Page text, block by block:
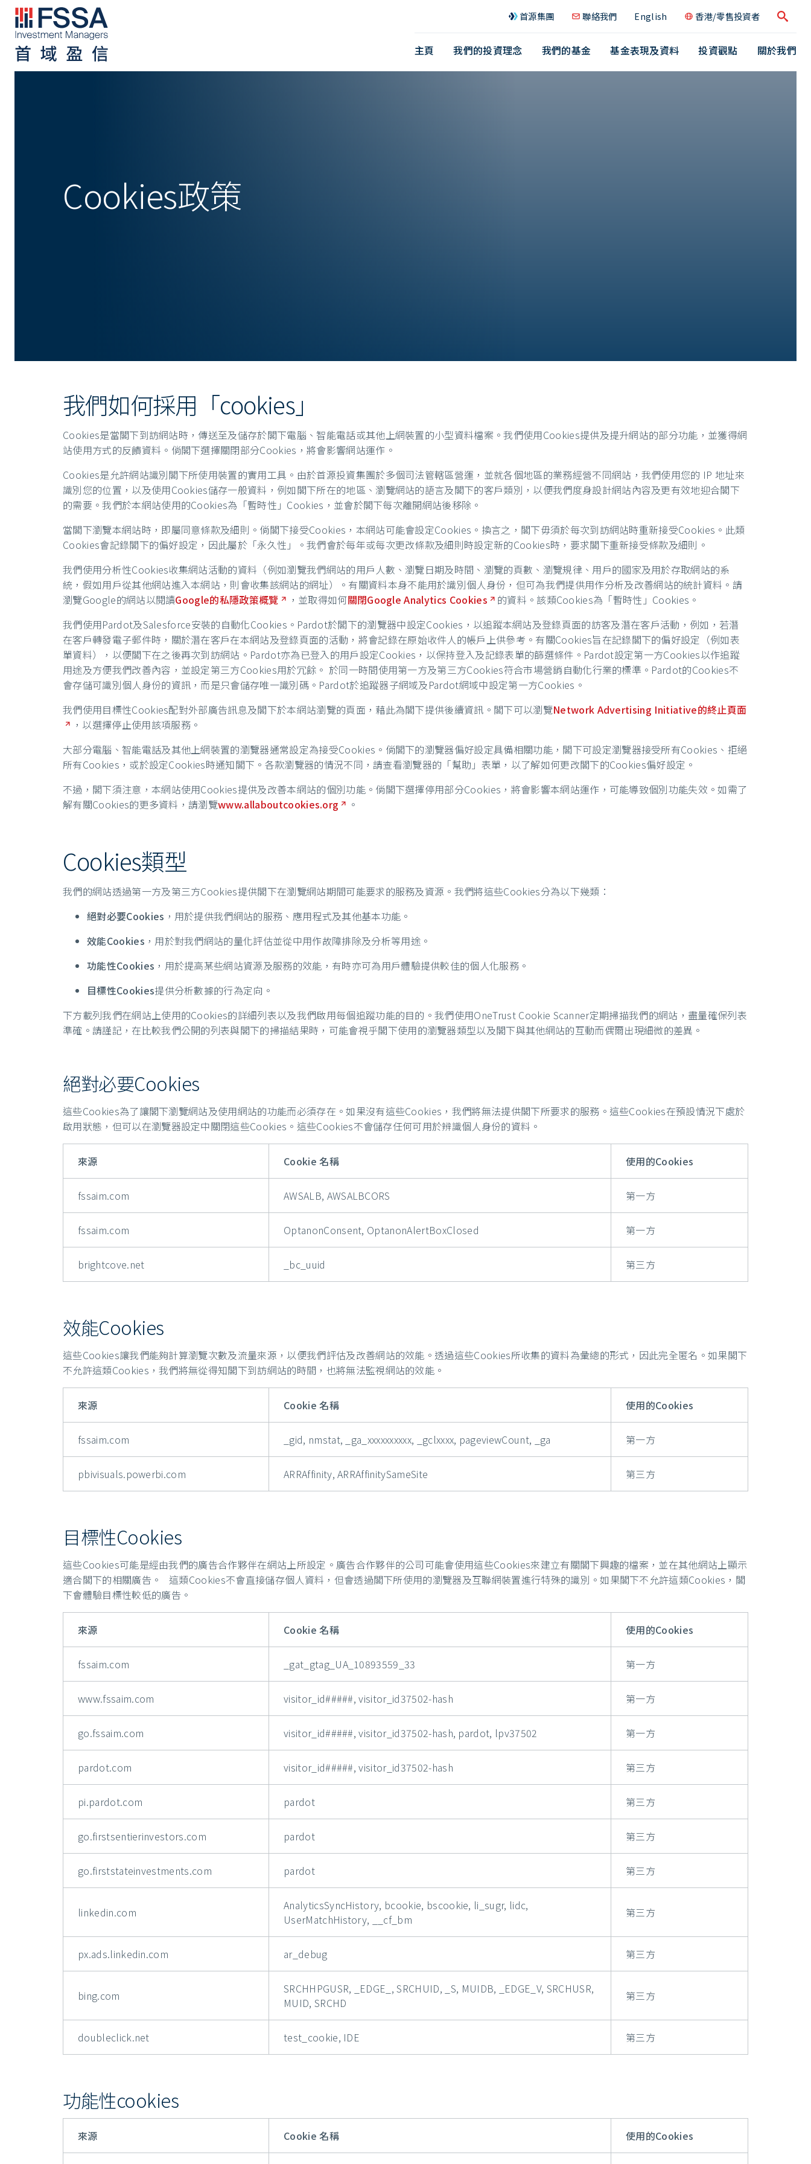
首域盈信
主頁 我們的投資理念 我們的基金 基金表現及資料 投資觀點 關於我們
首源集團 聯絡我們 English 香港/零售投資者
搜尋
Cookies政策
我們如何採用「cookies」
Cookies是當閣下到訪網站時，傳送至及儲存於閣下電腦、智能電話或其他上網裝置的小型資料檔案。我們使用Cookies提供及提升網站的部分功能，並獲得網
站使用方式的反饋資料。倘閣下選擇關閉部分Cookies，將會影響網站運作。
Cookies是允許網站識別閣下所使用裝置的實用工具。由於首源投資集團於多個司法管轄區營運，並就各個地區的業務經營不同網站，我們使用您的 IP 地址來
識別您的位置，以及使用Cookies儲存一般資料，例如閣下所在的地區、瀏覽網站的語言及閣下的客戶類別，以便我們度身設計網站內容及更有效地迎合閣下
的需要。我們於本網站使用的Cookies為「暫時性」Cookies，並會於閣下每次離開網站後移除。
當閣下瀏覽本網站時，即屬同意條款及細則。倘閣下接受Cookies，本網站可能會設定Cookies。換言之，閣下毋須於每次到訪網站時重新接受Cookies。此類
Cookies會記錄閣下的偏好設定，因此屬於「永久性」。我們會於每年或每次更改條款及細則時設定新的Cookies時，要求閣下重新接受條款及細則。
我們使用分析性Cookies收集網站活動的資料（例如瀏覽我們網站的用戶人數、瀏覽日期及時間、瀏覽的頁數、瀏覽規律、用戶的國家及用於存取網站的系
統，假如用戶從其他網站進入本網站，則會收集該網站的網址）。有關資料本身不能用於識別個人身份，但可為我們提供用作分析及改善網站的統計資料。請
瀏覽Google的網站以閱讀Google的私隱政策概覽 ，並取得如何關閉Google Analytics Cookies
的資料。該類Cookies為「暫時性」Cookies。
我們使用Pardot及Salesforce安裝的自動化Cookies。Pardot於閣下的瀏覽器中設定Cookies，以追蹤本網站及登錄頁面的訪客及潛在客戶活動，例如，若潛
在客戶轉發電子郵件時，關於潛在客戶在本網站及登錄頁面的活動，將會記錄在原始收件人的帳戶上供參考。有關Cookies旨在記錄閣下的偏好設定（例如表
單資料），以便閣下在之後再次到訪網站。Pardot亦為已登入的用戶設定Cookies，以保持登入及記錄表單的篩選條件。Pardot設定第一方Cookies以作追蹤
用途及方便我們改善內容，並設定第三方Cookies用於冗餘。 於同一時間使用第一方及第三方Cookies符合市場營銷自動化行業的標準。Pardot的Cookies不
會存儲可識別個人身份的資訊，而是只會儲存唯一識別碼。Pardot於追蹤器子網域及Pardot網域中設定第一方Cookies。
我們使用目標性Cookies配對外部廣告訊息及閣下於本網站瀏覽的頁面，藉此為閣下提供後續資訊。閣下可以瀏覽Network Advertising Initiative的終止頁面
，以選擇停止使用該項服務。
大部分電腦、智能電話及其他上網裝置的瀏覽器通常設定為接受Cookies。倘閣下的瀏覽器偏好設定具備相關功能，閣下可設定瀏覽器接受所有Cookies、拒絕
所有Cookies，或於設定Cookies時通知閣下。各款瀏覽器的情況不同，請查看瀏覽器的「幫助」表單，以了解如何更改閣下的Cookies偏好設定。
不過，閣下須注意，本網站使用Cookies提供及改善本網站的個別功能。倘閣下選擇停用部分Cookies，將會影響本網站運作，可能導致個別功能失效。如需了
解有關Cookies的更多資料，請瀏覽www.allaboutcookies.org 。
Cookies類型
我們的網站透過第一方及第三方Cookies提供閣下在瀏覽網站期間可能要求的服務及資源。我們將這些Cookies分為以下幾類：
絕對必要Cookies ，用於提供我們網站的服務、應用程式及其他基本功能。
效能Cookies ，用於對我們網站的量化評估並從中用作故障排除及分析等用途。
功能性Cookies ，用於提高某些網站資源及服務的效能，有時亦可為用戶體驗提供較佳的個人化服務。
目標性Cookies提供分析數據的行為定向。
下方載列我們在網站上使用的Cookies的詳細列表以及我們啟用每個追蹤功能的目的。我們使用OneTrust Cookie Scanner定期掃描我們的網站，盡量確保列表
準確。請謹記，在比較我們公開的列表與閣下的掃描結果時，可能會視乎閣下使用的瀏覽器類型以及閣下與其他網站的互動而偶爾出現細微的差異。
絕對必要Cookies
這些Cookies為了讓閣下瀏覽網站及使用網站的功能而必須存在。如果沒有這些Cookies，我們將無法提供閣下所要求的服務。這些Cookies在預設情況下處於
啟用狀態，但可以在瀏覽器設定中關閉這些Cookies。這些Cookies不會儲存任何可用於辨識個人身份的資料。
來源 Cookie 名稱 使用的Cookies
fssaim.com AWSALB, AWSALBCORS 第一方
fssaim.com OptanonConsent, OptanonAlertBoxClosed 第一方
brightcove.net _bc_uuid 第三方
效能Cookies
這些Cookies讓我們能夠計算瀏覽次數及流量來源，以便我們評估及改善網站的效能。透過這些Cookies所收集的資料為彙總的形式，因此完全匿名。如果閣下
不允許這類Cookies，我們將無從得知閣下到訪網站的時間，也將無法監視網站的效能。
來源 Cookie 名稱 使用的Cookies
fssaim.com _gid, nmstat, _ga_xxxxxxxxxx, _gclxxxx, pageviewCount, _ga 第一方
pbivisuals.powerbi.com ARRAffinity, ARRAffinitySameSite 第三方
目標性Cookies
這些Cookies可能是經由我們的廣告合作夥伴在網站上所設定。廣告合作夥伴的公司可能會使用這些Cookies來建立有關閣下興趣的檔案，並在其他網站上顯示
適合閣下的相關廣告。 這類Cookies不會直接儲存個人資料，但會透過閣下所使用的瀏覽器及互聯網裝置進行特殊的識別。如果閣下不允許這類Cookies，閣
下會體驗目標性較低的廣告。
來源 Cookie 名稱 使用的Cookies
fssaim.com _gat_gtag_UA_10893559_33 第一方
www.fssaim.com visitor_id#####, visitor_id37502-hash 第一方
go.fssaim.com visitor_id#####, visitor_id37502-hash, pardot, lpv37502 第一方
pardot.com visitor_id#####, visitor_id37502-hash 第三方
pi.pardot.com pardot 第三方
go.firstsentierinvestors.com pardot 第三方
go.firststateinvestments.com pardot 第三方
linkedin.com
AnalyticsSyncHistory, bcookie, bscookie, li_sugr, lidc,
UserMatchHistory, __cf_bm
第三方
px.ads.linkedin.com ar_debug 第三方
bing.com
SRCHHPGUSR, _EDGE_, SRCHUID, _S, MUIDB, _EDGE_V, SRCHUSR,
MUID, SRCHD
第三方
doubleclick.net test_cookie, IDE 第三方
功能性cookies
來源 Cookie 名稱 使用的Cookies